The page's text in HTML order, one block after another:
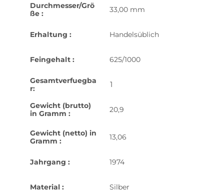
Durchmesser/Grö
ße :
33,00 mm
Erhaltung : Handelsüblich
Feingehalt : 625/1000
Gesamtverfuegba
r:
1
Gewicht (brutto)
in Gramm :
20,9
Gewicht (netto) in
Gramm :
13,06
Jahrgang : 1974
Material : Silber